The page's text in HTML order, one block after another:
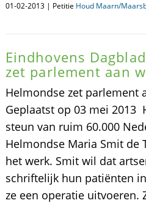
01-02-2013 | Petitie Houd Maarn/
Eindhovens
zet parlement aan
Helmondse zet parlement
Geplaatst op 03 mei 2013
steun van ruim 60.000
Helmondse Maria Smit de
het werk. Smit wil dat
schriftelijk hun patiënten
ze een operatie uitvoeren.